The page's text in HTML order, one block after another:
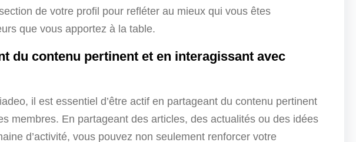
de votre profil pour refléter au mieux qui vous êtes
que vous apportez à la table.
du contenu pertinent et en interagissant avec
il est essentiel d’être actif en partageant du contenu pertinent
membres. En partageant des articles, des actualités ou des idées
d’activité, vous pouvez non seulement renforcer votre